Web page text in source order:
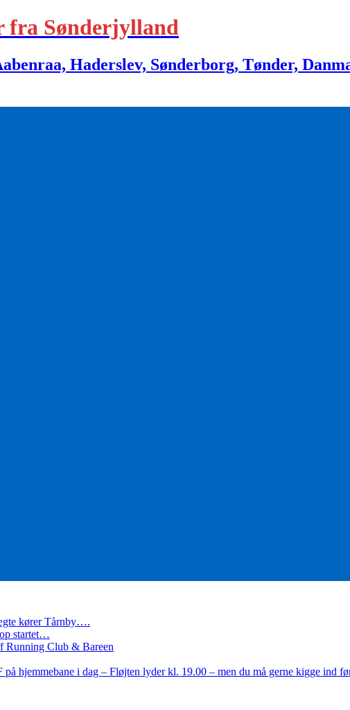
fra Sønderjylland
Haderslev, Sønderborg, Tønder,
kører Tårnby….
startet…
Running Club & Bareen
hjemmebane i dag – Fløjten lyder kl. 19.00 – men du må gerne kigge ind